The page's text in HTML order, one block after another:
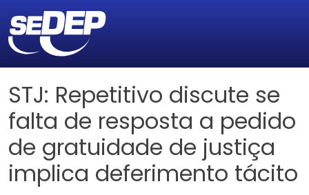
STJ: Repetitivo discute se
falta de resposta a pedido
de gratuidade de justiça
implica deferimento tácito